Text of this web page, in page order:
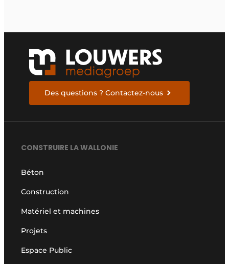
Des questions ? Contactez-nous
CONSTRUIRE LA WALLONIE
Béton
Construction
Matériel et machines
Projets
Espace Public